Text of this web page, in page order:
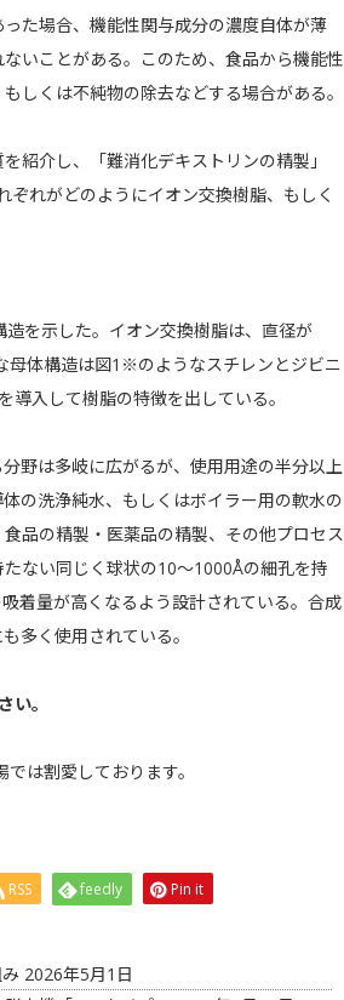
た場合、機能性関与成分の濃度自体が薄
いことがある。このため、食品から機能性
しくは不純物の除去などする場合がある。
紹介し、「難消化デキストリンの精製」
れがどのようにイオン交換樹脂、もしく
を示した。イオン交換樹脂は、直径が
母体構造は図1※のようなスチレンとジビニ
入して樹脂の特徴を出している。
野は多岐に広がるが、使用用途の半分以上
の洗浄純水、もしくはボイラー用の軟水の
品の精製・医薬品の精製、その他プロセス
ない同じく球状の10～1000Åの細孔を持
着量が高くなるよう設計されている。合成
多く使用されている。
。
は割愛しております。
RSS feedly Pin it
2026年5月1日